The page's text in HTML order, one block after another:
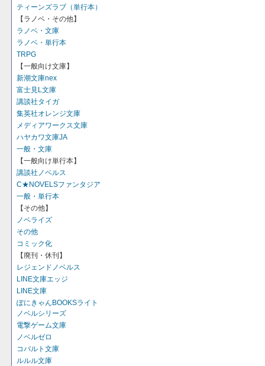
ティーンズラブ（単行本）
【ラノベ・その他】
ラノベ・文庫
ラノベ・単行本
TRPG
【一般向け文庫】
新潮文庫nex
富士見L文庫
講談社タイガ
集英社オレンジ文庫
メディアワークス文庫
ハヤカワ文庫JA
一般・文庫
【一般向け単行本】
講談社ノベルス
C★NOVELSファンタジア
一般・単行本
【その他】
ノベライズ
その他
コミック化
【廃刊・休刊】
レジェンドノベルス
LINE文庫エッジ
LINE文庫
ぽにきゃんBOOKSライト
ノベルシリーズ
電撃ゲーム文庫
ノベルゼロ
コバルト文庫
ルルル文庫